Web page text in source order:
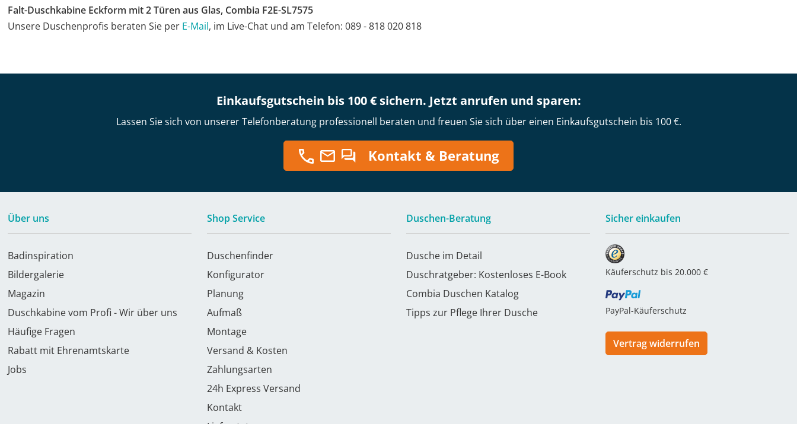
Falt-Duschkabine Eckform mit 2 Türen aus Glas, Combia F2E-SL7575
Unsere Duschenprofis beraten Sie per E-Mail, im Live-Chat und am Telefon: 089 - 818 020 818
Einkaufsgutschein bis 100 € sichern. Jetzt anrufen und sparen:
Lassen Sie sich von unserer Telefonberatung professionell beraten und freuen Sie sich über einen Einkaufsgutschein bis 100 €.
Kontakt & Beratung
Über uns
Badinspiration
Bildergalerie
Magazin
Duschkabine vom Profi - Wir über uns
Häufige Fragen
Rabatt mit Ehrenamtskarte
Jobs
Shop Service
Duschenfinder
Konfigurator
Planung
Aufmaß
Montage
Versand & Kosten
Zahlungsarten
24h Express Versand
Kontakt
Duschen-Beratung
Dusche im Detail
Duschratgeber: Kostenloses E-Book
Combia Duschen Katalog
Tipps zur Pflege Ihrer Dusche
Sicher einkaufen
Käuferschutz bis 20.000 €
PayPal-Käuferschutz
Vertrag widerrufen